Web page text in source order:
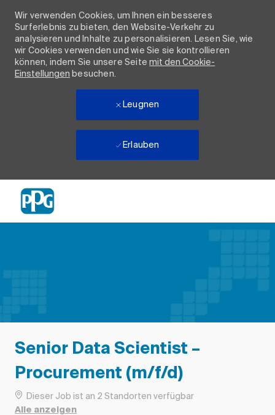
Wir verwenden Cookies, um Ihnen ein besseres
Surferlebnis zu bieten, den Website-Verkehr zu
analysieren und Inhalte zu personalisieren. Lesen Sie, wie
wir Cookies verwenden und wie Sie sie kontrollieren
können, indem Sie unsere Seitemit den Cookie-
Einstellungen besuchen.
Leugnen
Erlauben
Senior Data Scientist –
Procurement (m/f/d)
Dieser Job ist an 2 Standorten verfügbar
Alle anzeigen